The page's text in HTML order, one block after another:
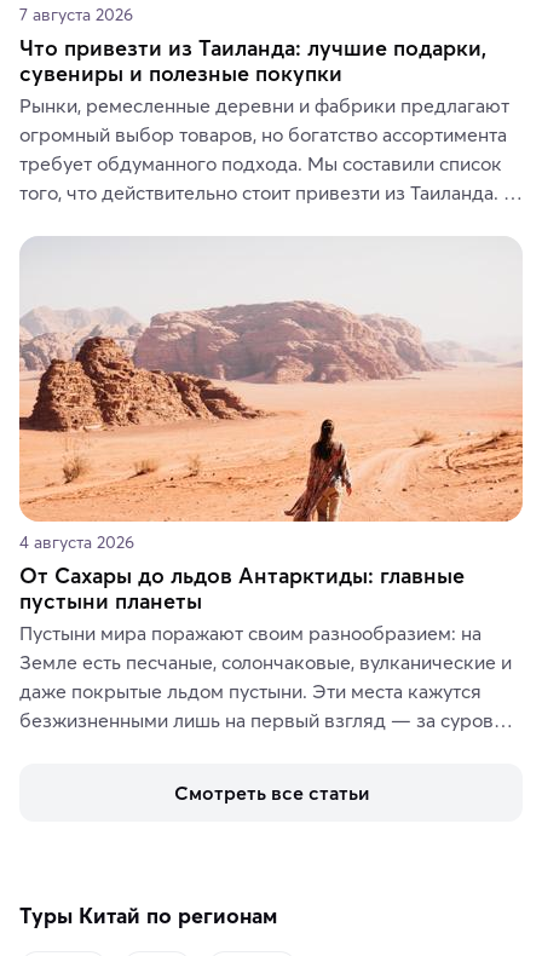
7 августа 2026
Что привезти из Таиланда: лучшие подарки,
сувениры и полезные покупки
Рынки, ремесленные деревни и фабрики предлагают
огромный выбор товаров, но богатство ассортимента
требует обдуманного подхода. Мы составили список
того, что действительно стоит привезти из Таиланда.
средства, одежду, украшения, предметы интерьера
где их купить.
4 августа 2026
От Сахары до льдов Антарктиды: главные
пустыни планеты
Пустыни мира поражают своим разнообразием: на
Земле есть песчаные, солончаковые, вулканические и
даже покрытые льдом пустыни. Эти места кажутся
безжизненными лишь на первый взгляд — за суровой
ярких впечатлений от путешествий.
Смотреть все статьи
Туры Китай по регионам